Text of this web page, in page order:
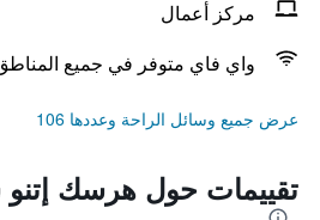
مركز أعمال
واي فاي متوفر في جميع
عرض جميع وسائل الراحة وعددها 106
تقييمات حول هرسك إتنو